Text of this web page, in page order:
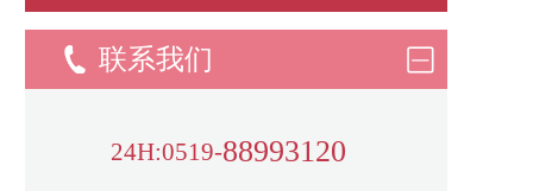
联系我们
24H:0519-88993120